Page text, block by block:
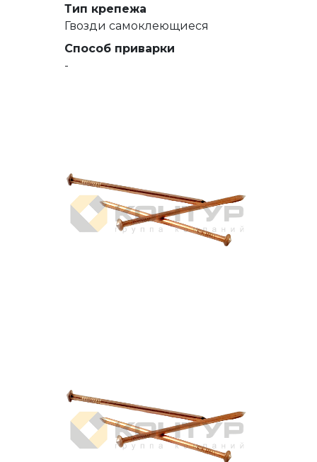
Тип крепежа
Гвозди самоклеющиеся
Способ приварки
-